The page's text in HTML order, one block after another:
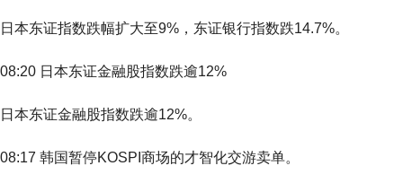
日本东证指数跌幅扩大至9%，东证银行指数跌14.7%。
08:20 日本东证金融股指数跌逾12%
日本东证金融股指数跌逾12%。
08:17 韩国暂停KOSPI商场的才智化交游卖单。